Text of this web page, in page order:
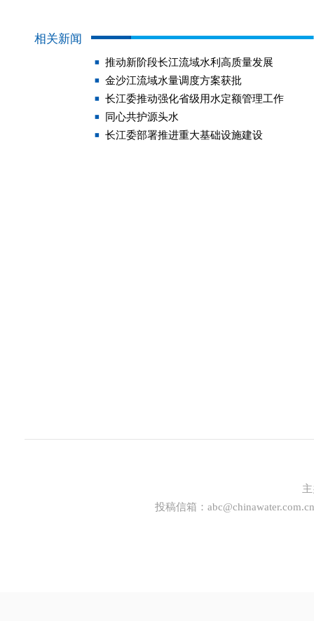
相关新闻
推动新阶段长江流域水利高质量发展
金沙江流域水量调度方案获批
长江委推动强化省级用水定额管理工作
同心共护源头水
长江委部署推进重大基础设施建设
投稿信箱： abc@chinawater.com.cn